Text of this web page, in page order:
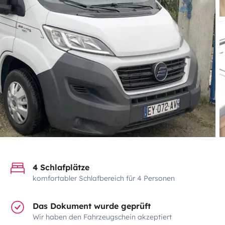
4 Schlafplätze
komfortabler Schlafbereich für 4 Personen
Das Dokument wurde geprüft
Wir haben den Fahrzeugschein akzeptiert